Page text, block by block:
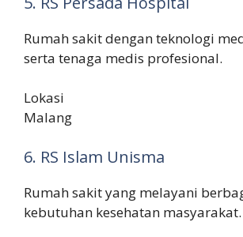
Rumah sakit dengan teknologi
serta tenaga medis profesional.
Lokasi
Malang
6. RS Islam Unisma
Rumah sakit yang melayani
kebutuhan kesehatan masyarakat.